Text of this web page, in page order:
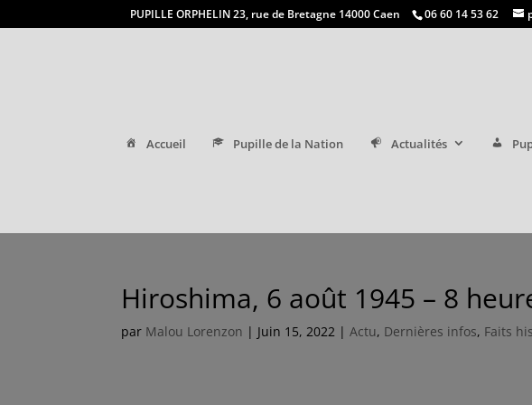
PUPILLE ORPHELIN 23, rue de Bretagne 14000 Caen 06 60 14 53 62
Accueil Pupille de la Nation Actualités
Hiroshima, 6 août 1945 – 8
par Malou Lorenzon | Juin 15, 2022 |Actu, Dernières infos, Faits